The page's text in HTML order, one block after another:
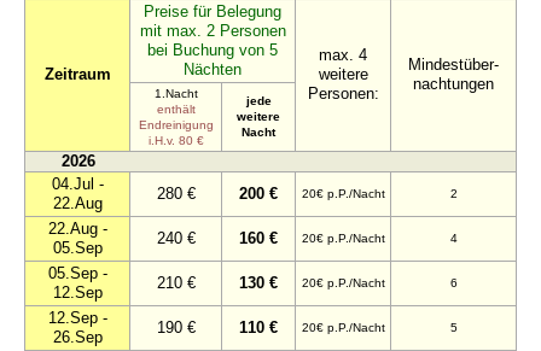
Zeitraum
Preise für Belegung
mit max. 2 Personen
bei Buchung von 5
Nächten
max. 4
weitere
Personen:
Mindestüber-
nachtungen
1.Nacht
enthält
Endreinigung
i.H.v. 80 €
jede
weitere
Nacht
2026
04.Jul -
22.Aug
280 € 200 € 20€ p.P./Nacht 2
22.Aug -
05.Sep
240 € 160 € 20€ p.P./Nacht 4
05.Sep -
12.Sep
210 € 130 € 20€ p.P./Nacht 6
12.Sep -
26.Sep
190 € 110 € 20€ p.P./Nacht 5